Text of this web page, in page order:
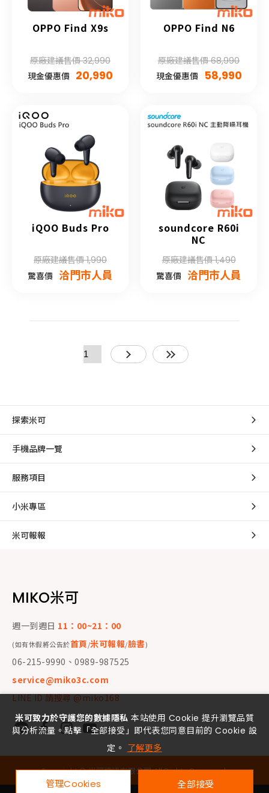
OPPO Find X9s
原廠建議售價 32,990
現金優惠價 20,990
OPPO Find N6
原廠建議售價 68,990
現金優惠價
58,990
iQOO Buds Pro
原廠建議售價 1,990
驚喜價 洽門市人員
soundcore R60i
NC
原廠建議售價 1,490
驚喜價 洽門市人員
探索米可
手機品牌一覽
服務項目
小米專區
米可報報
MIKO米可
週一到週日 11：00~21：00
(如有休假將公告於首頁/米可報報/臉書)
06-215-9990、0989-987525
service@miko3c.com
LINE ID 請搜尋 @miko168
Copyright ©米可資訊有限公司All Rights Reserved.
米可致力於守護您的數據隱私 本站使用 Cookie 提升瀏覽品質
與分析流量。點擊「全部接受」即代表您同意目前的 Cookie 設
定。 了解更多
管理Cookies 全部接受